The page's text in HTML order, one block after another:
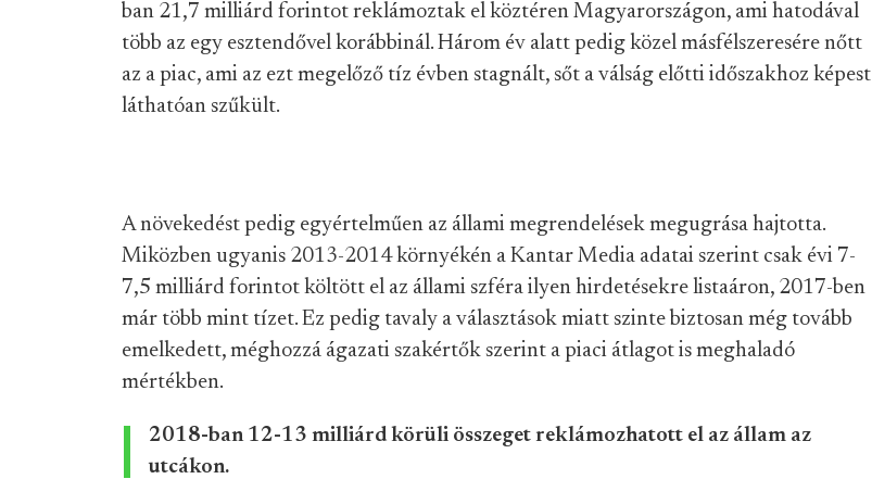
ban 21,7 milliárd forintot reklámoztak el köztéren Magyarországon, ami hatodával
több az egy esztendővel korábbinál. Három év alatt pedig közel másfélszeresére nőtt
az a piac, ami az ezt megelőző tíz évben stagnált, sőt a válság előtti időszakhoz képest
láthatóan szűkült.
A növekedést pedig egyértelműen az állami megrendelések megugrása hajtotta.
Miközben ugyanis 2013-2014 környékén a Kantar Media adatai szerint csak évi 7-
7,5 milliárd forintot költött el az állami szféra ilyen hirdetésekre listaáron, 2017-ben
már több mint tízet. Ez pedig tavaly a választások miatt szinte biztosan még tovább
emelkedett, méghozzá ágazati szakértők szerint a piaci átlagot is meghaladó
mértékben.
2018-ban 12-13 milliárd körüli összeget reklámozhatott el az állam az
utcákon.